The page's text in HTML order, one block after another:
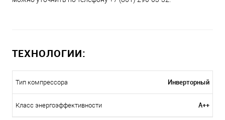
ТЕХНОЛОГИИ:
Тип компрессора Инверторный
Класс энергоэффективности A++